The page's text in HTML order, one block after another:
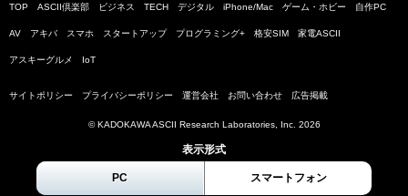
TOP ASCII倶楽部 ビジネス TECH デジタル iPhone/Mac ゲーム・ホビー 自作PC
AV アキバ スマホ スタートアップ プログラミング+ 格安SIM 家電ASCII
アスキーグルメ IoT
サイトポリシー プライバシーポリシー 運営会社 お問い合わせ 広告掲載
© KADOKAWA ASCII Research Laboratories, Inc. 2026
表示形式
PC スマートフォン